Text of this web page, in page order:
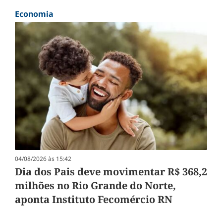
Economia
04/08/2026 às 15:42
Dia dos Pais deve movimentar R$ 368,2
milhões no Rio Grande do Norte,
aponta Instituto Fecomércio RN